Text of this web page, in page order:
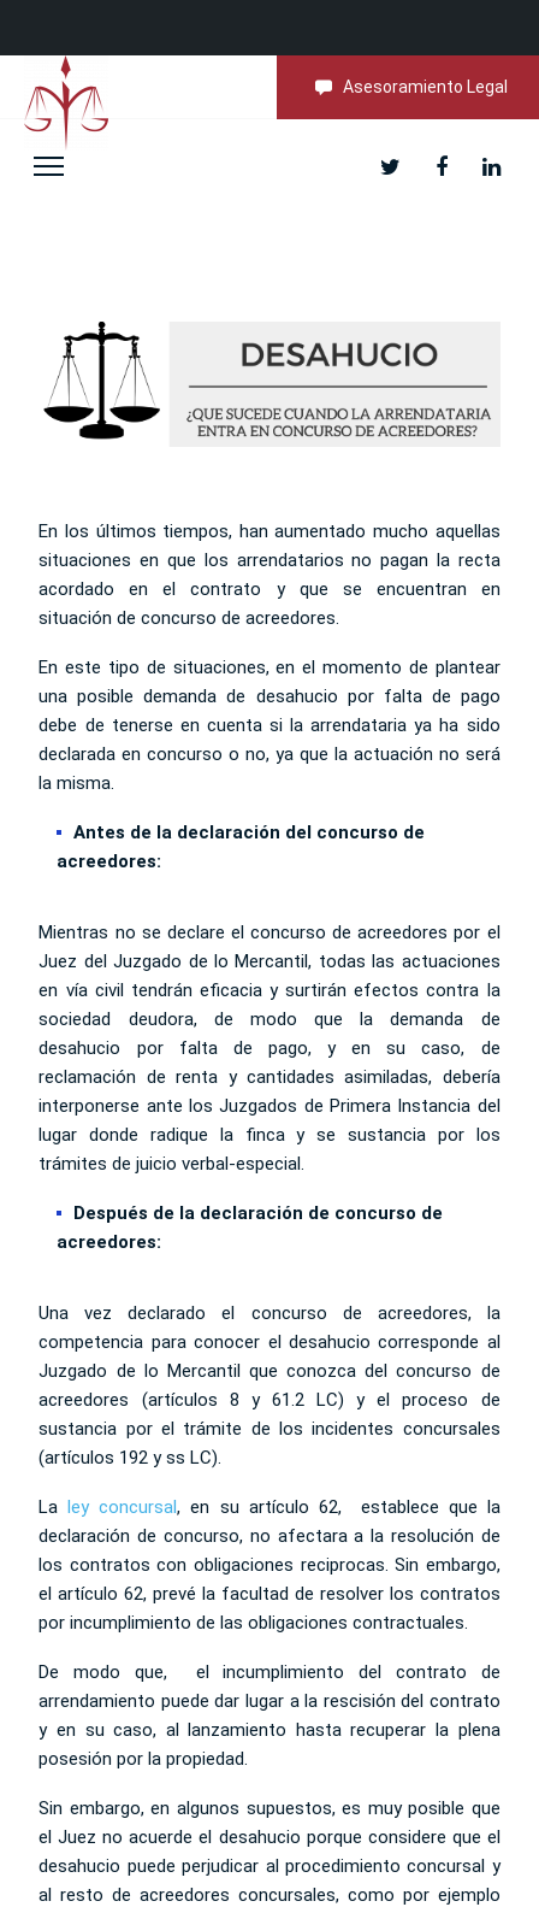
Asesoramiento Legal
En los últimos tiempos, han aumentado mucho aquellas
situaciones en que los arrendatarios no pagan la recta
acordado en el contrato y que se encuentran en
situación de concurso de acreedores.
En este tipo de situaciones, en el momento de plantear
una posible demanda de desahucio por falta de pago
debe de tenerse en cuenta si la arrendataria ya ha sido
declarada en concurso o no, ya que la actuación no será
la misma.
Antes de la declaración del concurso de
acreedores:
Mientras no se declare el concurso de acreedores por el
Juez del Juzgado de lo Mercantil, todas las actuaciones
en vía civil tendrán eficacia y surtirán efectos contra la
sociedad deudora, de modo que la demanda de
desahucio por falta de pago, y en su caso, de
reclamación de renta y cantidades asimiladas, debería
interponerse ante los Juzgados de Primera Instancia del
lugar donde radique la finca y se sustancia por los
trámites de juicio verbal-especial.
Después de la declaración de concurso de
acreedores:
Una vez declarado el concurso de acreedores, la
competencia para conocer el desahucio corresponde al
Juzgado de lo Mercantil que conozca del concurso de
acreedores (artículos 8 y 61.2 LC) y el proceso de
sustancia por el trámite de los incidentes concursales
(artículos 192 y ss LC).
Laley concursal, en su artículo 62, establece que la
declaración de concurso, no afectara a la resolución de
los contratos con obligaciones reciprocas. Sin embargo,
el artículo 62, prevé la facultad de resolver los contratos
por incumplimiento de las obligaciones contractuales.
De modo que, el incumplimiento del contrato de
arrendamiento puede dar lugar a la rescisión del contrato
y en su caso, al lanzamiento hasta recuperar la plena
posesión por la propiedad.
Sin embargo, en algunos supuestos, es muy posible que
el Juez no acuerde el desahucio porque considere que el
desahucio puede perjudicar al procedimiento concursal y
al resto de acreedores concursales, como por ejemplo